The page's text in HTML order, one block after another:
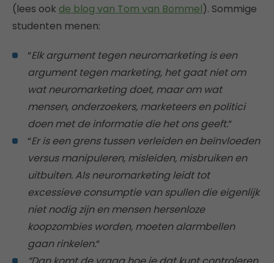
(lees ook de blog van Tom van Bommel). Sommige
studenten menen:
“Elk argument tegen neuromarketing is een
argument tegen marketing, het gaat niet om
wat neuromarketing doet, maar om wat
mensen, onderzoekers, marketeers en politici
doen met de informatie die het ons geeft.“
“Er is een grens tussen verleiden en beïnvloeden
versus manipuleren, misleiden, misbruiken en
uitbuiten. Als neuromarketing leidt tot
excessieve consumptie van spullen die eigenlijk
niet nodig zijn en mensen hersenloze
koopzombies worden, moeten alarmbellen
gaan rinkelen.“